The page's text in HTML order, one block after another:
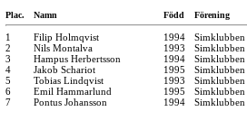
Plac. Namn Född Förening
1 Filip Holmqvist 1994
Simklubben
2
Nils Montalva 1993
Simklubben
3
Hampus Herbertsson 1994
4
Jakob Schariot 1995
Simklubben
5
Tobias Lindqvist 1993
Simklubben
6
Emil Hammarlund 1995
7
Pontus Johansson 1994